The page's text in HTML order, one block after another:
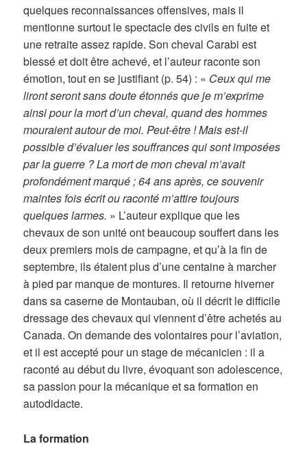
quelques reconnaissances offensives, mais il
mentionne surtout le spectacle des civils en fuite et
une retraite assez rapide. Son cheval Carabi est
blessé et doit être achevé, et l’auteur raconte son
émotion, tout en se justifiant (p. 54) : « Ceux qui me
liront seront sans doute étonnés que je m’exprime
ainsi pour la mort d’un cheval, quand des hommes
mouraient autour de moi. Peut-être ! Mais est-il
possible d’évaluer les souffrances qui sont imposées
par la guerre ? La mort de mon cheval m’avait
profondément marqué ; 64 ans après, ce souvenir
maintes fois écrit ou raconté m’attire toujours
quelques larmes. » L’auteur explique que les
chevaux de son unité ont beaucoup souffert dans les
deux premiers mois de campagne, et qu’à la fin de
septembre, ils étaient plus d’une centaine à marcher
à pied par manque de montures. Il retourne hiverner
dans sa caserne de Montauban, où il décrit le difficile
dressage des chevaux qui viennent d’être achetés au
Canada. On demande des volontaires pour l’aviation,
et il est accepté pour un stage de mécanicien : il a
raconté au début du livre, évoquant son adolescence,
sa passion pour la mécanique et sa formation en
autodidacte.
La formation